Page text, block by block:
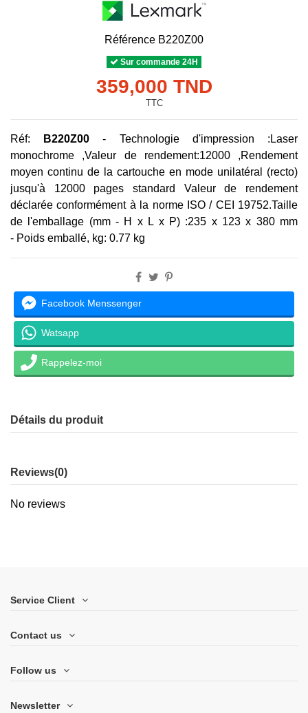
Référence B220Z00
Sur commande 24H
359,000 TND
TTC
Réf: B220Z00- Technologie d'impression : Laser
monochrome ,Valeur de rendement:12000 ,Rendement
moyen continu de la cartouche en mode unilatéral (recto)
jusqu'à 12000 pages standard Valeur de rendement
déclarée conformément à la norme ISO / CEI 19752.Taille
de l'emballage (mm - H x L x P) :235 x 123 x 380 mm
- Poids emballé, kg: 0.77 kg
Facebook Menssenger
Watsapp
Rappelez-moi
Détails du produit
Reviews(0)
No reviews
Service Client
Contact us
Follow us
Newsletter